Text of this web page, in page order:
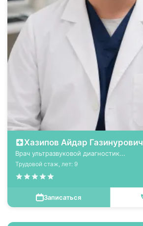
Хазипов Айдар Газинурович
Врач ультразвуковой диагностик...
Трудовой стаж, лет: 9
Записаться